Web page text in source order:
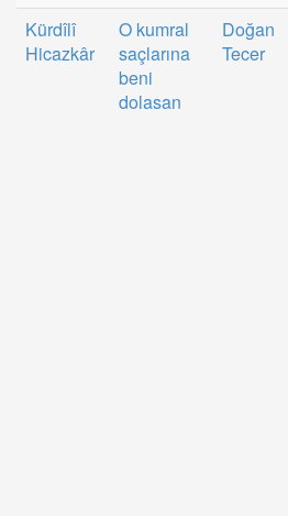
Kürdîlî
Hicazkâr
O kumral
saçlarına
beni
dolasan
Doğan
Tecer